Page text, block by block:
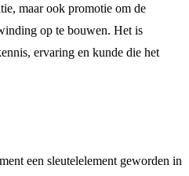
maar ook promotie om de
op te bouwen. Het is
ervaring en kunde die het
een sleutelelement geworden in